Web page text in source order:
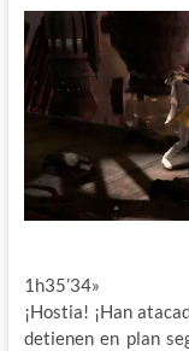
1h35’34»
¡Hostia! ¡Han
detienen en plan